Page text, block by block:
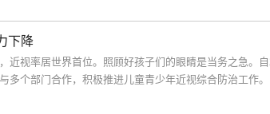
下降
近视率居世界首位。照顾好孩子们的眼睛是当务之急。
个部门合作，积极推进儿童青少年近视综合防治工作。